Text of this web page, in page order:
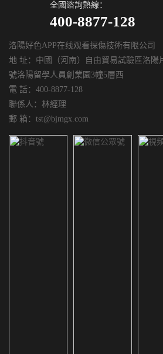
全國谘詢熱線：
400-8877-128
洛陽好色APP在线观看探傷技術有限公司
地 址：中國（河南）自由貿易試驗區洛陽
號洛陽留學人員創業園3幢5層西
電 話：400-8877-128
聯係人：林經理
郵 箱：tst@bjmgx.com